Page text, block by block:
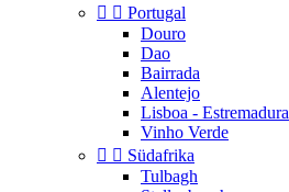
  Portugal
Douro
Dao
Bairrada
Alentejo
Lisboa - Estremadura
Vinho Verde
  Südafrika
Tulbagh